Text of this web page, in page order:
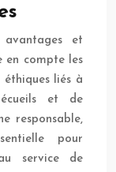
et
en compte les
éthiques liés à
et de
responsable,
pour
service de